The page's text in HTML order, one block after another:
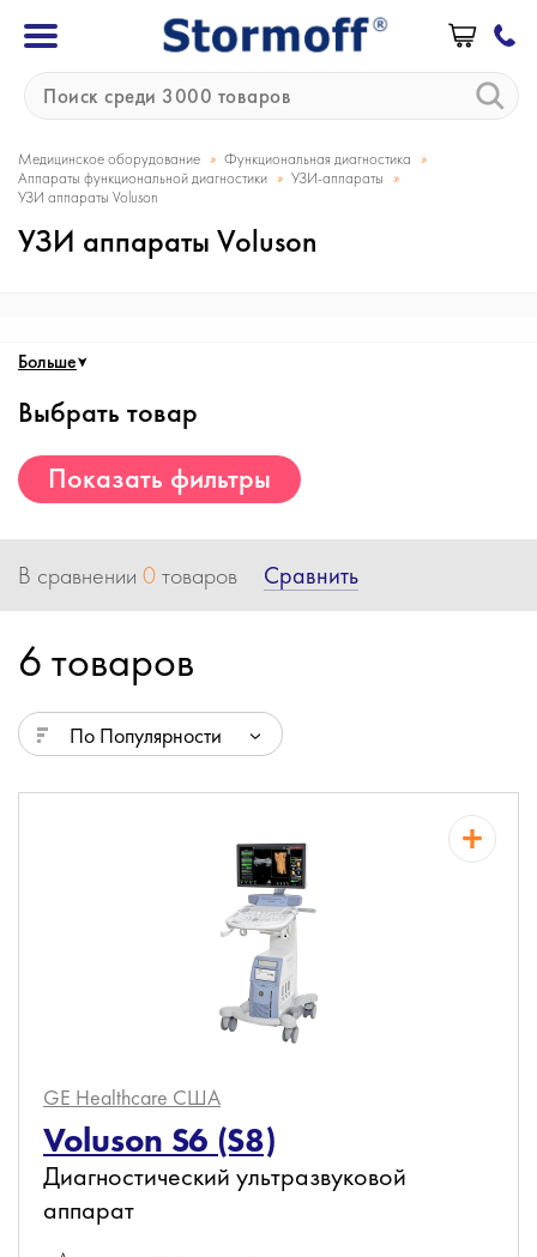
Медицинское оборудование » Функциональная диагностика »
Аппараты функциональной диагностики » УЗИ-аппараты »
УЗИ аппараты Voluson
УЗИ аппараты Voluson
Больше
Выбрать товар
Показать фильтры
В сравнении 0товаров Сравнить
6 товаров
По Популярности
GE Healthcare США
Voluson S6 (S8)
Диагностический ультразвуковой
аппарат